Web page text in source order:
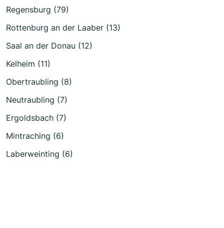
Regensburg (79)
Rottenburg an der Laaber (13)
Saal an der Donau (12)
Kelheim (11)
Obertraubling (8)
Neutraubling (7)
Ergoldsbach (7)
Mintraching (6)
Laberweinting (6)